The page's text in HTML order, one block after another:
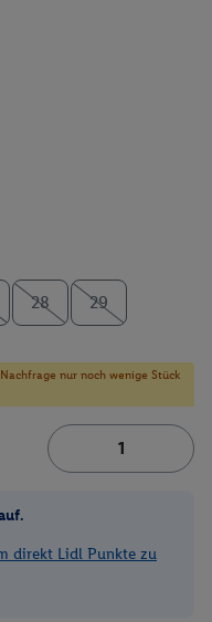
28 29
nur noch wenige Stück
direkt Lidl Punkte zu